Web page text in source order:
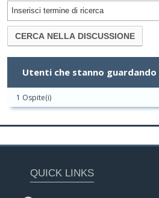
Utenti che stanno guardando
1 Ospite(i)
QUICK LINKS